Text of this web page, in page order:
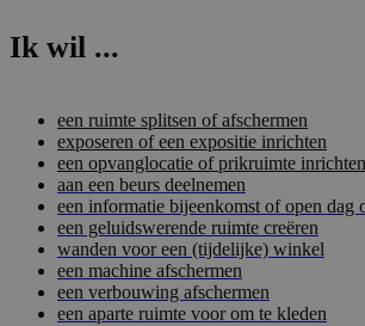
Ik wil ...
een ruimte splitsen of afschermen
exposeren of een expositie inrichten
een opvanglocatie of prikruimte inrichten
aan een beurs deelnemen
een informatie bijeenkomst of open dag
een geluidswerende ruimte creëren
wanden voor een (tijdelijke) winkel
een machine afschermen
een verbouwing afschermen
een aparte ruimte voor om te kleden